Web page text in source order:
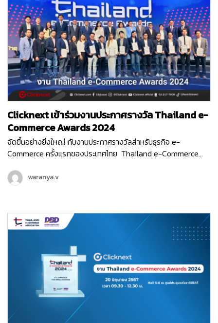
Clicknext เข้าร่วมงานประกาศรางวัล Thailand e-
Commerce Awards 2024
จัดขึ้นอย่างยิ่งใหญ่ กับงานประกาศรางวัลสำหรับธุรกิจ e-
Commerce ครั้งแรกของประเทศไทย Thailand e-Commerce
5-6 ชั้น LG ศูนย์ประชุมแห่งชาติสิริกิติ์ เริ่มต้นงานด้วยกิจกรรม
เสวนา…
waranya.v